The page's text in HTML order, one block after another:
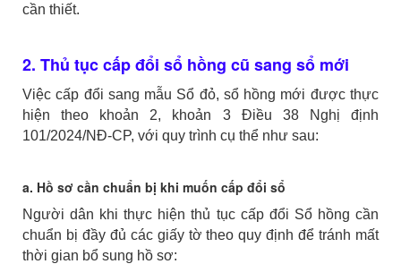
cần thiết.
2. Thủ tục cấp đổi sổ hồng cũ sang sổ mới
Việc cấp đổi sang mẫu Sổ đỏ, sổ hồng mới được thực
hiện theo khoản 2, khoản 3 Điều 38 Nghị định
101/2024/NĐ-CP, với quy trình cụ thể như sau:
a. Hồ sơ cần chuẩn bị khi muốn cấp đổi sổ
Người dân khi thực hiện thủ tục cấp đổi Sổ hồng cần
chuẩn bị đầy đủ các giấy tờ theo quy định để tránh mất
thời gian bổ sung hồ sơ: